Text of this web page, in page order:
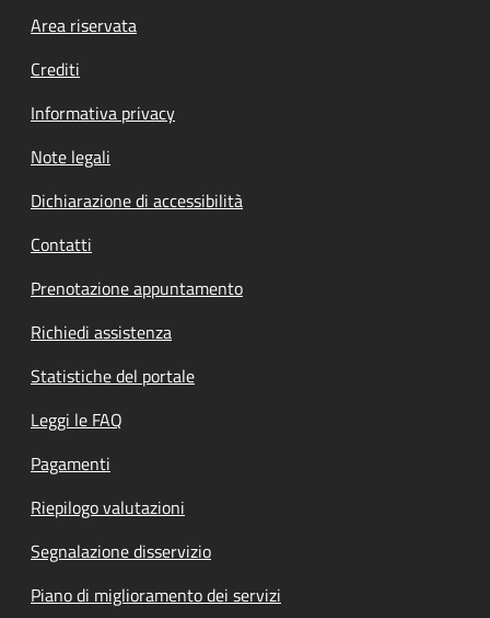
Footer menu
Area riservata
Crediti
Informativa privacy
Note legali
Dichiarazione di accessibilità
Contatti
Prenotazione appuntamento
Richiedi assistenza
Statistiche del portale
Leggi le FAQ
Pagamenti
Riepilogo valutazioni
Segnalazione disservizio
Piano di miglioramento dei servizi